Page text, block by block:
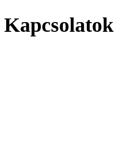
Kapcsolatok